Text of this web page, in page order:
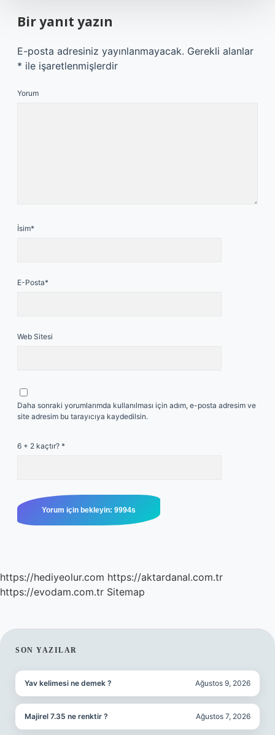
Bir yanıt yazın
E-posta adresiniz yayınlanmayacak. Gerekli alanlar
* ile işaretlenmişlerdir
Yorum
İsim*
E-Posta*
Web Sitesi
Daha sonraki yorumlarımda kullanılması için adım, e-posta adresim ve
site adresim bu tarayıcıya kaydedilsin.
6 + 2 kaçtır? *
https://hediyeolur.com https://aktardanal.com.tr
https://evodam.com.tr Sitemap
SIDEBAR
SON YAZILAR
Yav kelimesi ne demek ? Ağustos 9, 2026
Majirel 7.35 ne renktir ? Ağustos 7, 2026